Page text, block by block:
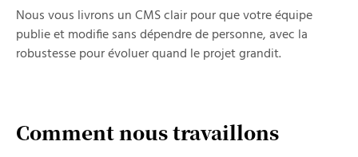
Nous vous livrons un CMS clair pour que votre équipe
publie et modifie sans dépendre de personne, avec la
robustesse pour évoluer quand le projet grandit.
Comment nous travaillons